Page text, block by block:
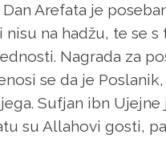
Arefata je
na hadžu, te se
Nagrada za
se da je
Sufjan ibn
su Allahovi gosti,